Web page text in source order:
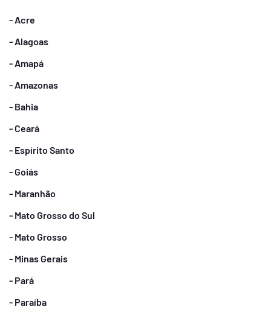
- Acre
- Alagoas
- Amapá
- Amazonas
- Bahia
- Ceará
- Espírito Santo
- Goiás
- Maranhão
- Mato Grosso do Sul
- Mato Grosso
- Minas Gerais
- Pará
- Paraíba